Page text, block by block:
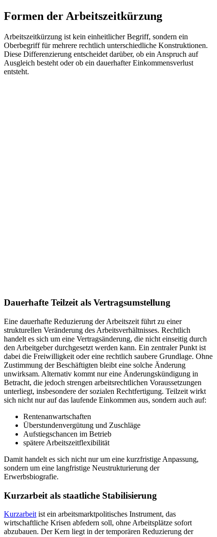
Formen der Arbeitszeitkürzung
Arbeitszeitkürzung ist kein einheitlicher Begriff, sondern ein
Oberbegriff für mehrere rechtlich unterschiedliche Konstruktionen.
Diese Differenzierung entscheidet darüber, ob ein Anspruch auf
Ausgleich besteht oder ob ein dauerhafter Einkommensverlust
entsteht.
Dauerhafte Teilzeit als Vertragsumstellung
Eine dauerhafte Reduzierung der Arbeitszeit führt zu einer
strukturellen Veränderung des Arbeitsverhältnisses. Rechtlich
handelt es sich um eine Vertragsänderung, die nicht einseitig durch
den Arbeitgeber durchgesetzt werden kann. Ein zentraler Punkt ist
dabei die Freiwilligkeit oder eine rechtlich saubere Grundlage. Ohne
Zustimmung der Beschäftigten bleibt eine solche Änderung
unwirksam. Alternativ kommt nur eine Änderungskündigung in
Betracht, die jedoch strengen arbeitsrechtlichen Voraussetzungen
unterliegt, insbesondere der sozialen Rechtfertigung. Teilzeit wirkt
sich nicht nur auf das laufende Einkommen aus, sondern auch auf:
Rentenanwartschaften
Überstundenvergütung und Zuschläge
Aufstiegschancen im Betrieb
spätere Arbeitszeitflexibilität
Damit handelt es sich nicht nur um eine kurzfristige Anpassung,
sondern um eine langfristige Neustrukturierung der
Erwerbsbiografie.
Kurzarbeit als staatliche Stabilisierung
Kurzarbeitist ein arbeitsmarktpolitisches Instrument, das
wirtschaftliche Krisen abfedern soll, ohne Arbeitsplätze sofort
abzubauen. Der Kern liegt in der temporären Reduzierung der